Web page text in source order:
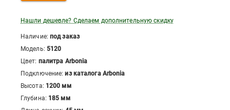
Нашли дешевле? Сделаем дополнительную скидку
Наличие:под заказ
Модель: 5120
Цвет: палитра Arbonia
Подключение:из каталога Arbonia
Высота: 1200 мм
Глубина: 185 мм